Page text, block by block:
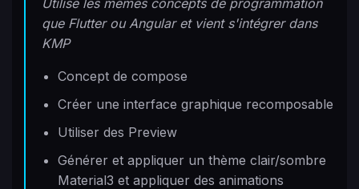
que Flutter ou Angular et vient s'intégrer dans
KMP
Concept de compose
Créer une interface graphique recomposable
Utiliser des Preview
Générer et appliquer un thème clair/sombre
Material3 et appliquer des animations